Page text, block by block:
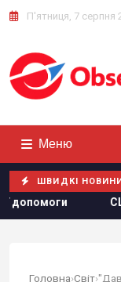
П'ятниця, 7 серпня
Меню
ШВИДКІ
санкції проти
Головна›Світ›